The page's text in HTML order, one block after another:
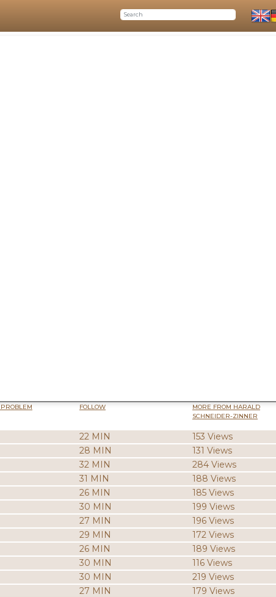
FOLLOW
MORE FROM HARALD
SCHNEIDER-ZINNER
22 MIN
153 Views
28 MIN
131 Views
32 MIN
284 Views
31 MIN
188 Views
26 MIN
185 Views
30 MIN
199 Views
27 MIN
196 Views
29 MIN
172 Views
26 MIN
189 Views
30 MIN
116 Views
30 MIN
219 Views
27 MIN
179 Views